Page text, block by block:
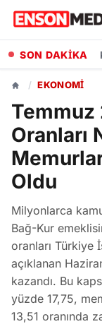
SON DAKİKA
/ EKONOMI
Temmuz
Oranları
Oldu
Milyonlarca
Bağ-Kur
oranları Türkiye
açıklanan
kazandı. Bu
yüzde 17,75,
13,51 oranında